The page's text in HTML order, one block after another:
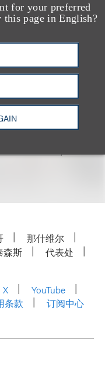
for your preferred
page in English?
那什维尔
森斯
代表处
X
YouTube
条款 订阅中心